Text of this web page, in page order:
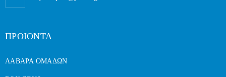
ΠΡΟΙΟΝΤΑ
ΛΑΒΑΡΑ ΟΜΑΔΩΝ